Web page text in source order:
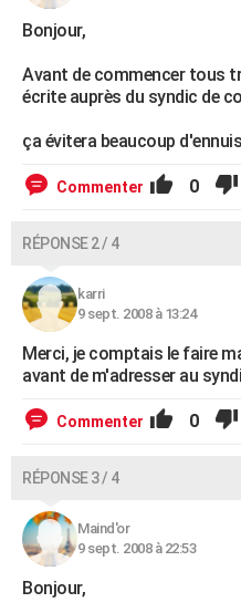
Bonjour,
Avant de commencer tous
écrite auprès du syndic de
ça évitera beaucoup d'ennuis
Commenter 0
RÉPONSE 2 / 4
karri
9 sept. 2008 à 13:24
Merci, je comptais le faire
avant de m'adresser au
Commenter 0
RÉPONSE 3 / 4
Maind'or
9 sept. 2008 à 22:53
Bonjour,